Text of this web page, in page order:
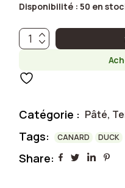
Disponibilité :50 en
Pâté pur canard - 180 grs
Catégorie : Pâté,
Tags: CANARD DUCK
Share: